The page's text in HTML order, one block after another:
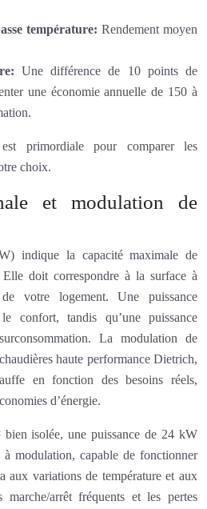
température: Rendement moyen
Une différence de 10 points de
une économie annuelle de 150 à
primordiale pour comparer les
choix.
et modulation de
indique la capacité maximale de
doit correspondre à la surface à
votre logement. Une puissance
confort, tandis qu’une puissance
La modulation de
haute performance Dietrich,
en fonction des besoins réels,
d’énergie.
bien isolée, une puissance de 24 kW
modulation, capable de fonctionner
aux variations de température et aux
arrêt fréquents et les pertes